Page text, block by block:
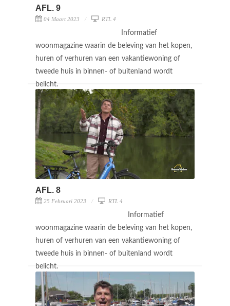
AFL. 9
04 Maart 2023 RTL 4
Informatief
woonmagazine waarin de beleving van het kopen,
huren of verhuren van een vakantiewoning of
tweede huis in binnen- of buitenland wordt
belicht.
AFL. 8
25 Februari 2023 RTL 4
Informatief
woonmagazine waarin de beleving van het kopen,
huren of verhuren van een vakantiewoning of
tweede huis in binnen- of buitenland wordt
belicht.